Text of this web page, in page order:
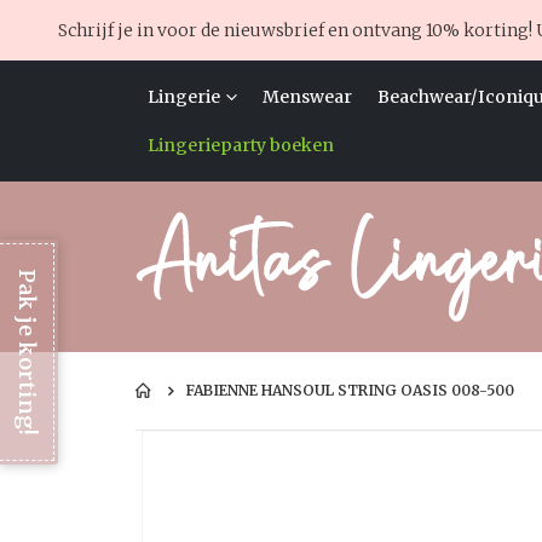
Schrijf je in voor de nieuwsbrief en ontvang 10% korting!
Lingerie Menswear Beachwear/
Lingerieparty boeken
FABIENNE HANSOUL STRING OASIS 008-500
Pak je korting!